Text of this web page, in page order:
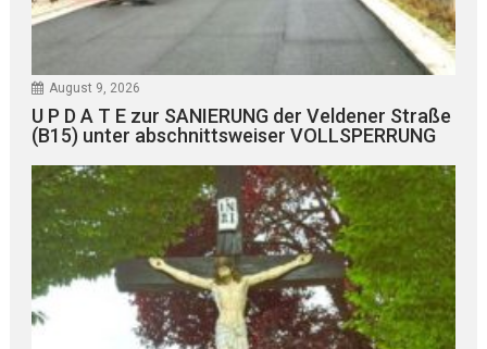
August 9, 2026
U P D A T E zur SANIERUNG der Veldener Straße
(B15) unter abschnittsweiser VOLLSPERRUNG